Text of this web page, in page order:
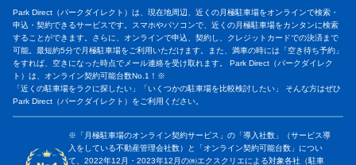
Park Direct（パークダイレクト）は、現在地周辺、近くの月極駐車場をオンラインで検索・
申込・契約できるサービスです。スマホやパソコンで、近くの月極駐車場をカンタンに検索
することができます。さらに、オンラインで申込、契約し、クレジットカードでの決済まで
可能。最短約5分で月極駐車場をご利用いただけます。また、満車の時には「空き待ち予約」
をすれば、空きになった時点でメール連絡を受け取れます。 Park Direct（パークダイレク
ト）は、オンライン契約可能台数No.1！※
「近くの駐車場をラクに探したい」「いくつかの駐車場を比較検討したい」 そんな方はぜひ
Park Direct（パークダイレクト）をご利用ください。
※「月極駐車場のオンライン契約サービス」の「導入社数」（サービス導
入をしている不動産管理会社数）と「オンライン契約可能台数」につい
て、2022年12月・2023年12月の㈱エクスクリエによる対象各社（駐車